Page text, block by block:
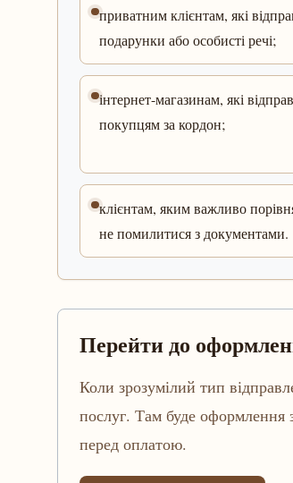
приватним клієнтам, які
подарунки або особисті речі;
інтернет-магазинам, які
покупцям за кордон;
клієнтам, яким важливо
не помилитися з документами.
Перейти до
Коли зрозумілий тип
послуг. Там буде оформлення
перед оплатою.